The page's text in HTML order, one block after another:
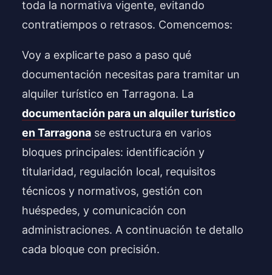
toda la normativa vigente, evitando
contratiempos o retrasos. Comencemos:
Voy a explicarte paso a paso qué
documentación necesitas para tramitar un
alquiler turístico en Tarragona. La
documentación para un alquiler turístico
en Tarragona se estructura en varios
bloques principales: identificación y
titularidad, regulación local, requisitos
técnicos y normativos, gestión con
huéspedes, y comunicación con
administraciones. A continuación te detallo
cada bloque con precisión.